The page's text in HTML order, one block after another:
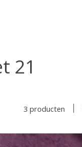
21
3 producten